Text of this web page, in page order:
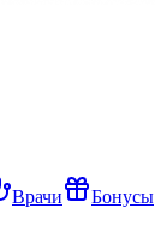
Врачи Бонусы